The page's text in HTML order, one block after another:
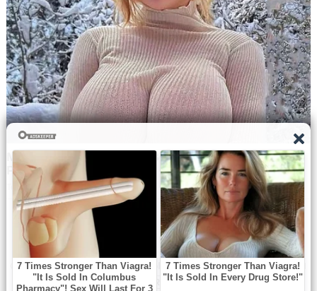
© Copyright All right reserved ByNavbharat Samay
WordPress Powered
By